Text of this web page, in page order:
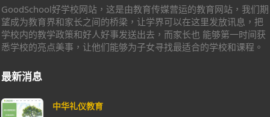
GoodSchool好学校网站，这是由教育传媒营运的教育网站，我们期
望成为教育界和家长之间的桥梁，让学界可以在这里发放讯息，把
学校内的教学政策和好人好事发送出去，而家长也 能够第一时间获
悉学校的亮点美事，让他们能够为子女寻找最适合的学校和课程。
最新消息
中华礼仪教育